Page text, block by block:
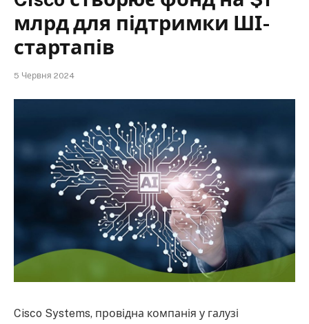
млрд для підтримки ШІ-
стартапів
5 Червня 2024
Cisco Systems, провідна компанія у галузі